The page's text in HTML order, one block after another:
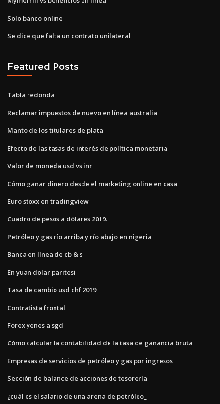
Solo banco online
Se dice que falta un contrato unilateral
Featured Posts
Tabla redonda
Reclamar impuestos de nuevo en línea australia
Manto de los titulares de plata
Efecto de las tasas de interés de política monetaria
Valor de moneda usd vs inr
Cómo ganar dinero desde el marketing online en casa
Euro stoxx en tradingview
Cuadro de pesos a dólares 2019.
Petróleo y gas río arriba y río abajo en nigeria
Banca en línea de cb & s
En yuan dolar paritesi
Tasa de cambio usd chf 2019
Contratista frontal
Forex yenes a sgd
Cómo calcular la contabilidad de la tasa de ganancia bruta
Empresas de servicios de petróleo y gas por ingresos
Sección de balance de acciones de tesorería
¿cuál es el salario de una arena de petróleo_